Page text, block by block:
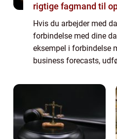
rigtige fagmand til
Hvis du arbejder med
forbindelse med dine
eksempel i forbindelse
business forecasts,
kommer du ikke uden